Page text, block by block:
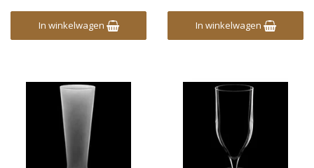
In winkelwagen In winkelwagen